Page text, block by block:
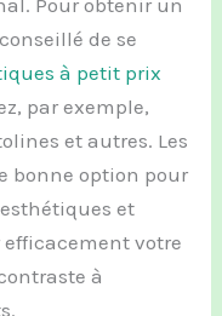
Pour obtenir un
de se
à petit prix
par exemple,
et autres. Les
bonne option pour
et
efficacement votre
à